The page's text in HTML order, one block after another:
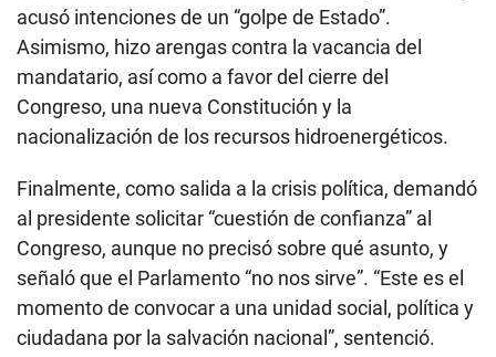
acusó intenciones de un “golpe de Estado”.
Asimismo, hizo arengas contra la vacancia del
mandatario, así como a favor del cierre del
Congreso, una nueva Constitución y la
nacionalización de los recursos hidroenergéticos.
Finalmente, como salida a la crisis política, demandó
al presidente solicitar “cuestión de confianza” al
Congreso, aunque no precisó sobre qué asunto, y
señaló que el Parlamento “no nos sirve”. “Este es el
momento de convocar a una unidad social, política y
ciudadana por la salvación nacional”, sentenció.